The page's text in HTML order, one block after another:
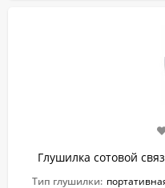
Глушилка сотовой
Тип глушилки: